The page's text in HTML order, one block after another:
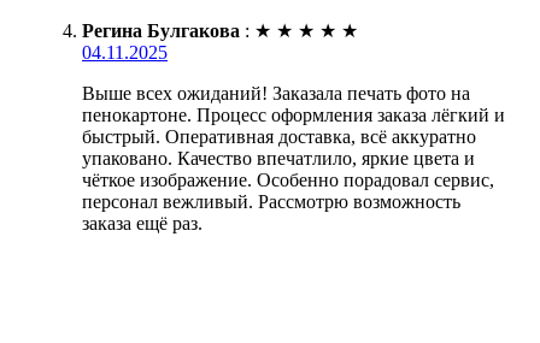
Регина Булгакова : ★ ★ ★ ★ ★
04.11.2025
Выше всех ожиданий! Заказала печать фото на
пенокартоне. Процесс оформления заказа лёгкий и
быстрый. Оперативная доставка, всё аккуратно
упаковано. Качество впечатлило, яркие цвета и
чёткое изображение. Особенно порадовал сервис,
персонал вежливый. Рассмотрю возможность
заказа ещё раз.